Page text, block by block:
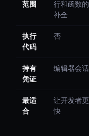
范围
行和函数的
补全
执行
代码
否
持有
凭证
编辑器会话
最适
合
让开发者更
快